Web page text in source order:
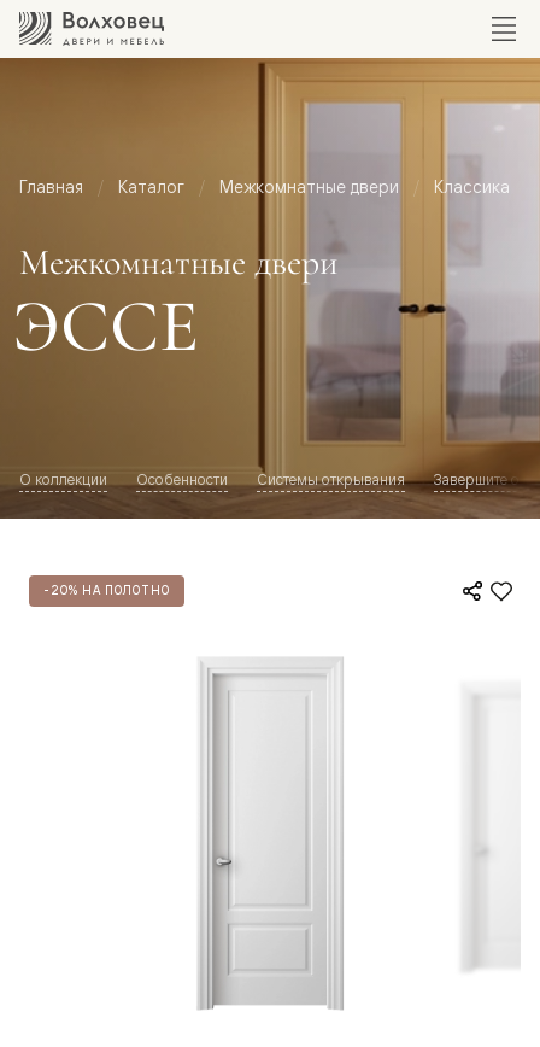
Главная Каталог Межкомнатные двери Классика
Межкомнатные двери
ЭССЕ
О коллекции Особенности Системы открывания Завершите
-20% НА ПОЛОТНО